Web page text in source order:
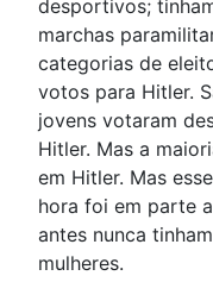
desportivos;
marchas
categorias de
votos para Hitler.
jovens votaram
Hitler. Mas a
em Hitler. Mas
hora foi em parte
antes nunca
mulheres.